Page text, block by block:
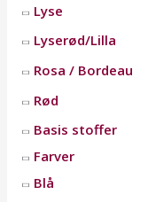
Lyse
Lyserød/Lilla
Rosa / Bordeau
Rød
Basis stoffer
Farver
Blå